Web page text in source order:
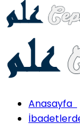
Anasayfa